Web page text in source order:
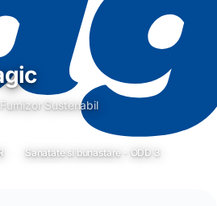
Furnizor Sustenabil
Sanatate si bunastare - ODD 3